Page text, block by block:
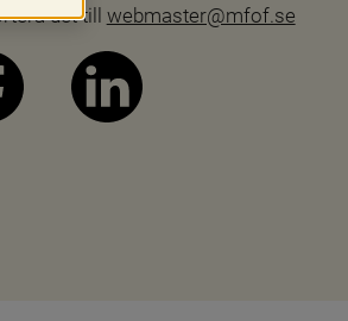
det till webmaster@mfof.se